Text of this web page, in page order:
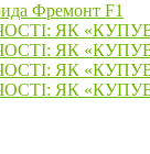
Фремонт F1
ЯК
ЯК
ЯК
ЯК